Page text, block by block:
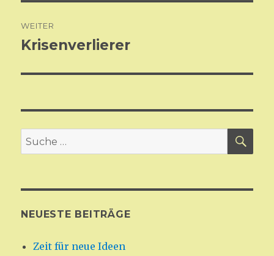
WEITER
Nächster
Krisenverlierer
Suche
nach:
NEUESTE BEITRÄGE
Zeit für neue Ideen